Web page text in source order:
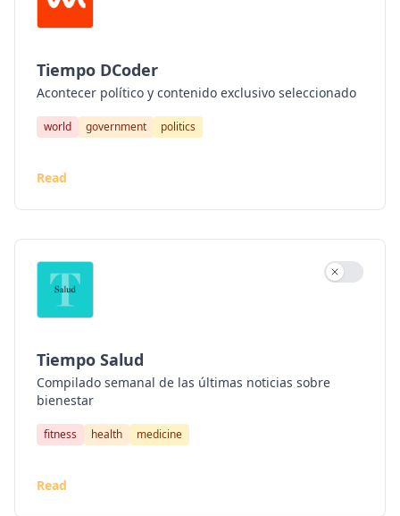
Tiempo DCoder
Acontecer político y contenido exclusivo seleccionado
world government politics
Read
Tiempo Salud
Compilado semanal de las últimas noticias sobre
bienestar
fitness health medicine
Read
Use